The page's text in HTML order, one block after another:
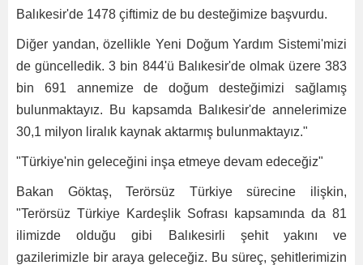
Balıkesir'de 1478 çiftimiz de bu desteğimize başvurdu.
Diğer yandan, özellikle Yeni Doğum Yardım Sistemi'mizi
de güncelledik. 3 bin 844'ü Balıkesir'de olmak üzere 383
bin 691 annemize de doğum desteğimizi sağlamış
bulunmaktayız. Bu kapsamda Balıkesir'de annelerimize
30,1 milyon liralık kaynak aktarmış bulunmaktayız."
"Türkiye'nin geleceğini inşa etmeye devam edeceğiz"
Bakan Göktaş, Terörsüz Türkiye sürecine ilişkin,
"Terörsüz Türkiye Kardeşlik Sofrası kapsamında da 81
ilimizde olduğu gibi Balıkesirli şehit yakını ve
gazilerimizle bir araya geleceğiz. Bu süreç, şehitlerimizin